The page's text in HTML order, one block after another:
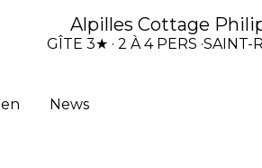
Alpilles Cottage
GÎTE 3★ · 2 À 4 PERS
News